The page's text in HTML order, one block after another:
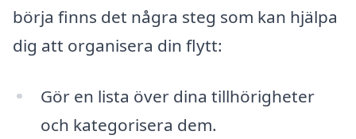
börja finns det några steg som kan hjälpa
dig att organisera din flytt:
Gör en lista över dina tillhörigheter
och kategorisera dem.